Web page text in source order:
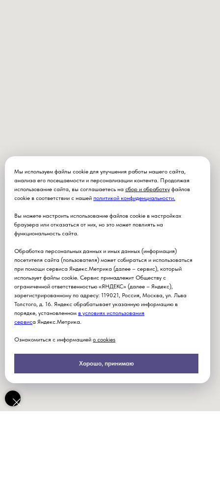
Мы используем файлы cookie для улучшения работы нашего сайта,
анализа его посещаемости и персонализации контента. Продолжая
использование сайта, вы соглашаетесь на сбор и обработку файлов
cookie в соответствии с нашей политикой конфиденциальности.
Вы можете настроить использование файлов cookie в настройках
браузера или отказаться от них, но это может повлиять на
функциональность сайта.
Обработка персональных данных и иных данных (информация)
посетителя сайта (пользователя) может собираться и использоваться
при помощи сервиса Яндекс.Метрика (далее – сервис), который
использует файлы cookie. Сервис принадлежит Обществу с
ограниченной ответственностью «ЯНДЕКС» (далее – Яндекс),
зарегистрированному по адресу: 119021, Россия, Москва, ул. Льва
Толстого, д. 16. Яндекс обрабатывает указанную информацию в
порядке, установленном в условиях использования
сервиса Яндекс.Метрика.
Ознакомиться с информацией о cookies
Хорошо, принимаю